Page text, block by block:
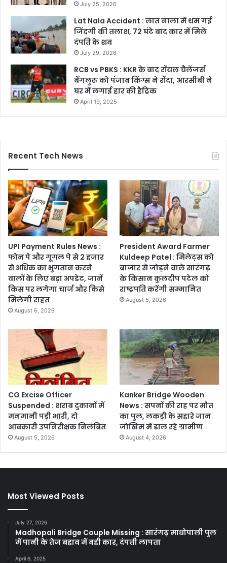
July 25, 2026
Lat Nala Accident : लात नाला में थम गई
जिंदगी की तलाश, 72 घंटे बाद कार में मिले
दंपति के शव
July 29, 2026
RCB vs PBKS : KKR के बाद रॉयल चैलेंजर्स
बेंगलुरु को पंजाब किंग्स ने रौंदा, आरसीबी ने
घर में लगाई हार की हैट्रिक
April 19, 2025
Recent Tech News
UPI Payment Rules News :
फोन पे और गूगल पे से 2 हजार
से अधिक का भुगतान करने
वालों के लिए बड़ा अपडेट, जानें
किस पर लगेगा चार्ज और किसे
मिलेगी राहत
August 6, 2026
President Award Farmer
Kuldeep Patel : मिलेट्स को
बाजार से जोड़ने वाले सारंगढ़
के किसान कुलदीप पटेल को
राष्ट्रपति करेंगी सम्मानित
August 5, 2026
CG Excise Officer
Suspended : शराब दुकानों में
मनमानी पड़ी भारी, दो
आबकारी उपनिरीक्षक निलंबित
August 5, 2026
Kanker Bridge Wooden
News : सपनों की राह पर मौत
का पुल, लकड़ी के सहारे जान
जोखिम में डाल रहे ग्रामीण
August 4, 2026
Most Viewed Posts
July 27, 2026
Madhopali Bridge Couple Missing : सारंगढ़ माधोपाली पुल
में पानी के तेज बहाव में बही कार, दंपत्ती लापता
April 6, 2025